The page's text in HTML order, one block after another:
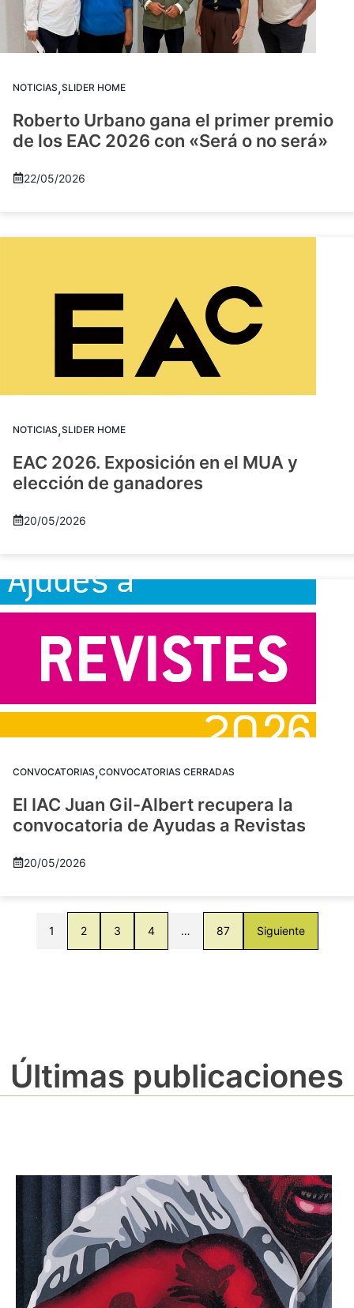
NOTICIAS,SLIDER HOME
Roberto Urbano gana el primer premio
de los EAC 2026 con «Será o no será»
22/05/2026
NOTICIAS,SLIDER HOME
EAC 2026. Exposición en el MUA y
elección de ganadores
20/05/2026
CONVOCATORIAS,CONVOCATORIAS CERRADAS
El IAC Juan Gil-Albert recupera la
convocatoria de Ayudas a Revistas
20/05/2026
1 2 3 4 … 87 Siguiente
Últimas publicaciones